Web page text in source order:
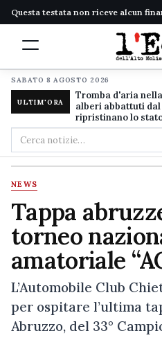
Questa testata non riceve alcun
SABATO 8 AGOSTO 2026
ULTIM'ORA
Tromba d'aria
alberi abbattuti
ripristinano lo
Cerca
nel
sito
NEWS
Tappa
torneo
amatoriale
L’Automobile Club
per ospitare l’ultima
Abruzzo, del 33°